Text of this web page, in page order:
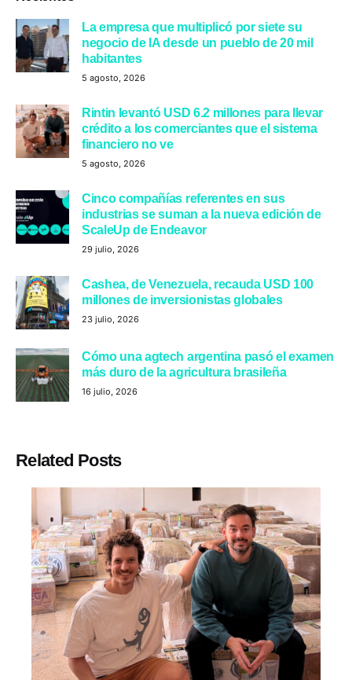
La empresa que multiplicó por siete su
negocio de IA desde un pueblo de 20 mil
habitantes
5 agosto, 2026
Rintin levantó USD 6.2 millones para llevar
crédito a los comerciantes que el sistema
financiero no ve
5 agosto, 2026
Cinco compañías referentes en sus
industrias se suman a la nueva edición de
ScaleUp de Endeavor
29 julio, 2026
Cashea, de Venezuela, recauda USD 100
millones de inversionistas globales
23 julio, 2026
Cómo una agtech argentina pasó el examen
más duro de la agricultura brasileña
16 julio, 2026
Related Posts